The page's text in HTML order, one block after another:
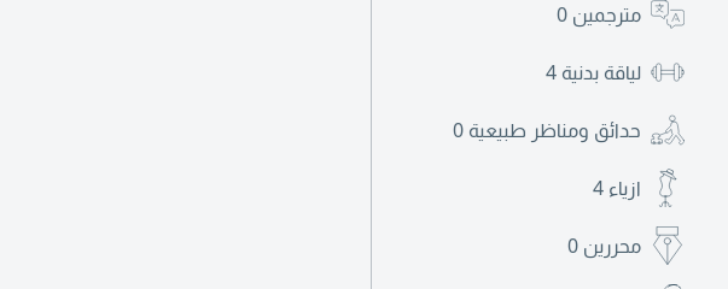
مترجمين 0
لياقة بدنية 4
حدائق ومناظر طبيعية 0
ازياء 4
محررين 0